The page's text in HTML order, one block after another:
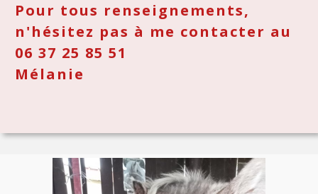
Pour tous renseignements,
n'hésitez pas à me contacter au
06 37 25 85 51
Mélanie